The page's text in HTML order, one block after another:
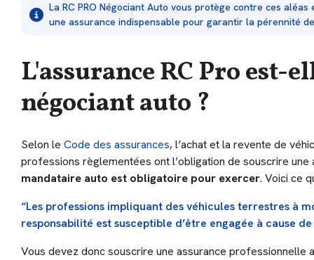
La RC PRO Négociant Auto vous protège contre ces
une assurance indispensable pour garantir la pérennité
L'assurance RC Pro
négociant auto ?
Selon le Code des assurances, l’achat et la revente de
professions règlementées ont l’obligation de souscrire
mandataire auto est obligatoire pour exercer. Voici ce
“Les professions impliquant des véhicules terrestres à
responsabilité est susceptible d’être engagée à cause
Vous devez donc souscrire une assurance